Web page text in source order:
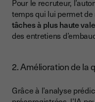
Pour le recruteur,
temps qui lui permet
tâches à plus haute
des entretiens
2. Amélioration de la
Grâce à l’analyse